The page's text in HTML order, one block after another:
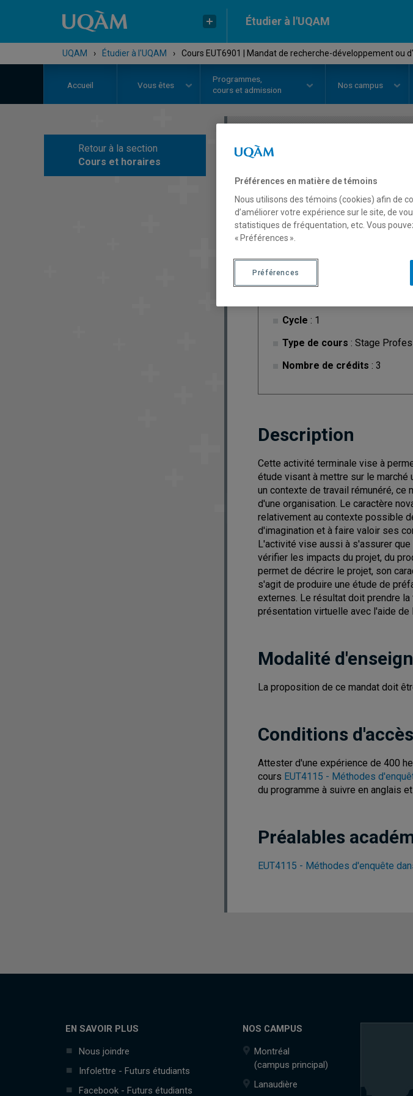
Étudier à l'UQAM
UQAM › Étudier à l'UQAM › Cours EUT6901 | Mandat de recherche-développement ou
Accueil Vous êtes
Programmes,
cours et admission
Nos campus
Retour à la section
Cours et horaires
COURS
ou
Description
Cycle : 1
Type de cours : Stage
Nombre de crédits : 3
Description
Cette activité terminale vise à
étude visant à mettre sur le marché
un contexte de travail rémunéré,
d'une organisation. Le caractère
relativement au contexte possible
d'imagination et à faire valoir ses
L'activité vise aussi à s'assurer
vérifier les impacts du projet, du
permet de décrire le projet, son
s'agit de produire une étude de
externes. Le résultat doit prendre
présentation virtuelle avec l'aide de
Modalité
La proposition de ce mandat doit
Conditions d'accès
Attester d'une expérience de 400
cours EUT4115 - Méthodes
du programme à suivre en anglais
Préalables
EUT4115 - Méthodes d'enquête
EN SAVOIR PLUS
Nous joindre
Infolettre - Futurs étudiants
Facebook - Futurs étudiants
NOS CAMPUS
Montréal
(campus principal)
Lanaudière
Préférences en matière de témoins
Nous utilisons des témoins (cookies) afin de
d’améliorer votre expérience sur le site, de
statistiques de fréquentation, etc. Vous
« Préférences ».
Préférences